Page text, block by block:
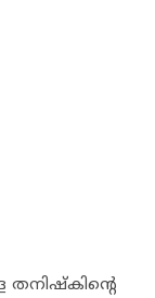
തനിഷ്കിന്‍റെ